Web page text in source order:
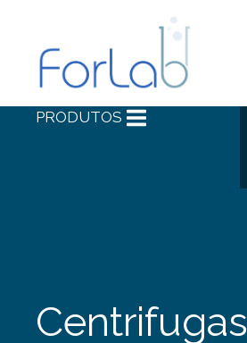
PRODUTOS
Centrifugas